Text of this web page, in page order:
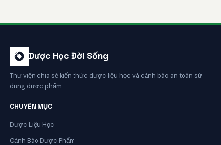
Dược Học Đời Sống
Thư viện chia sẻ kiến thức dược liệu học và cảnh báo an toàn sử
dụng dược phẩm
CHUYÊN MỤC
Dược Liệu Học
Cảnh Báo Dược Phẩm